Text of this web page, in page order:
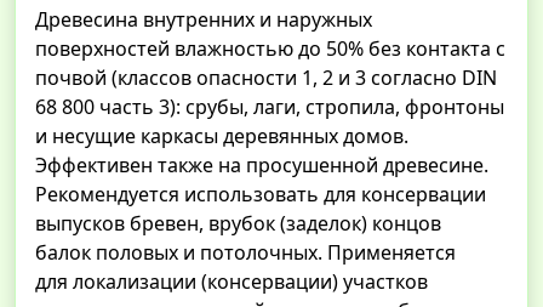
Древесина внутренних и наружных
поверхностей влажностью до 50% без контакта с
почвой (классов опасности 1, 2 и 3 согласно DIN
68 800 часть 3): срубы, лаги, стропила, фронтоны
и несущие каркасы деревянных домов.
Эффективен также на просушенной древесине.
Рекомендуется использовать для консервации
выпусков бревен, врубок (заделок) концов
балок половых и потолочных. Применяется
для локализации (консервации) участков